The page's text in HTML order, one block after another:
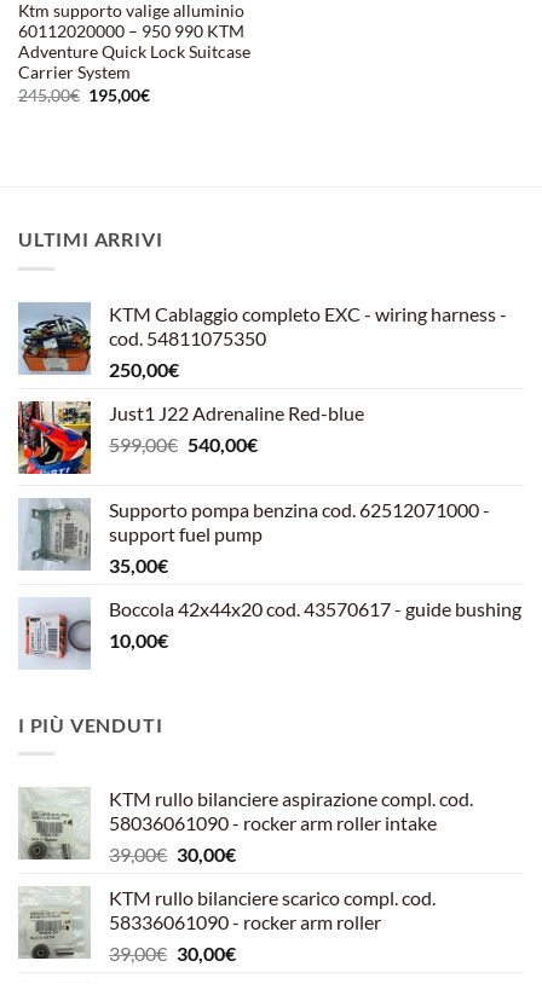
Ktm supporto valige alluminio
60112020000 – 950 990 KTM
Adventure Quick Lock Suitcase
Carrier System
245,00€ Il
prezzo
195,00€Il
ULTIMI ARRIVI
KTM Cablaggio completo EXC - wiring harness -
cod. 54811075350
250,00€
Just1 J22 Adrenaline Red-blue
599,00€ Il
era:
599,00€.
540,00€Il
è:
540,00€.
Supporto pompa benzina cod. 62512071000 -
support fuel pump
35,00€
Boccola 42x44x20 cod. 43570617 - guide bushing
10,00€
I PIÙ VENDUTI
KTM rullo bilanciere aspirazione compl. cod.
58036061090 - rocker arm roller intake
39,00€ Il
originale
era:
39,00€.
30,00€Il
attuale
è:
30,00€.
KTM rullo bilanciere scarico compl. cod.
58336061090 - rocker arm roller
39,00€ Il
30,00€Il